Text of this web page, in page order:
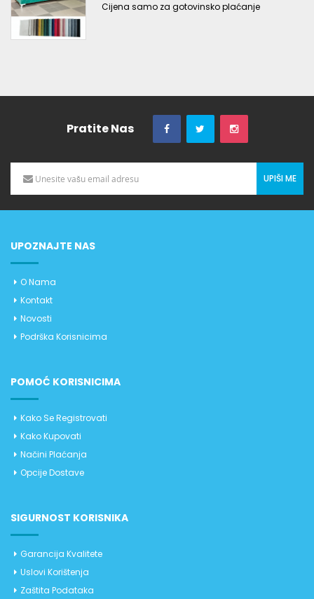
Cijena samo za gotovinsko plaćanje
Pratite Nas
UPIŠI ME
UPOZNAJTE NAS
O Nama
Kontakt
Novosti
Podrška Korisnicima
POMOĆ KORISNICIMA
Kako Se Registrovati
Kako Kupovati
Načini Plaćanja
Opcije Dostave
SIGURNOST KORISNIKA
Garancija Kvalitete
Uslovi Korištenja
Zaštita Podataka